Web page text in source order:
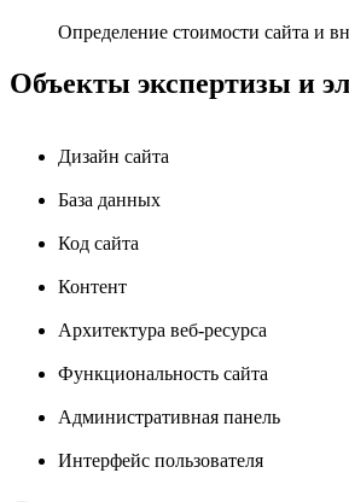
Определение стоимости сайта и
Объекты экспертизы и
Дизайн сайта
База данных
Код сайта
Контент
Архитектура веб-ресурса
Функциональность сайта
Административная панель
Интерфейс пользователя